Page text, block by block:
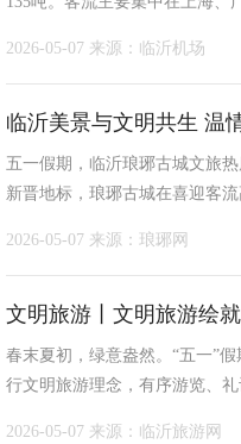
2026-05-07 来源：临沂机场
临沂美景与文明共生 温
五一假期，临沂琅琊古城文旅
新晋地标，琅琊古城在喜迎客
2026-05-07 来源：琅琊网
文明旅游丨文明旅游绘
春末夏初，绿意盎然。“五一”
行文明旅游理念，有序游览、
2026-05-07 来源：临沂旅游网